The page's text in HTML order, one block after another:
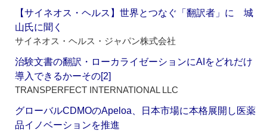
【サイネオス・ヘルス】世界とつなぐ「翻訳者」に 城
山氏に聞く
サイネオス・ヘルス・ジャパン株式会社
治験文書の翻訳・ローカライゼーションにAIをどれだけ
導入できるかーその[2]
TRANSPERFECT INTERNATIONAL LLC
グローバルCDMOのApeloa、日本市場に本格展開し医薬
品イノベーションを推進